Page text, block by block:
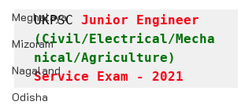
Meghalaya
Mizoram
Nagaland
Odisha
UKPSC
(Civil/Electrical/Mecha
Service Exam - 2021